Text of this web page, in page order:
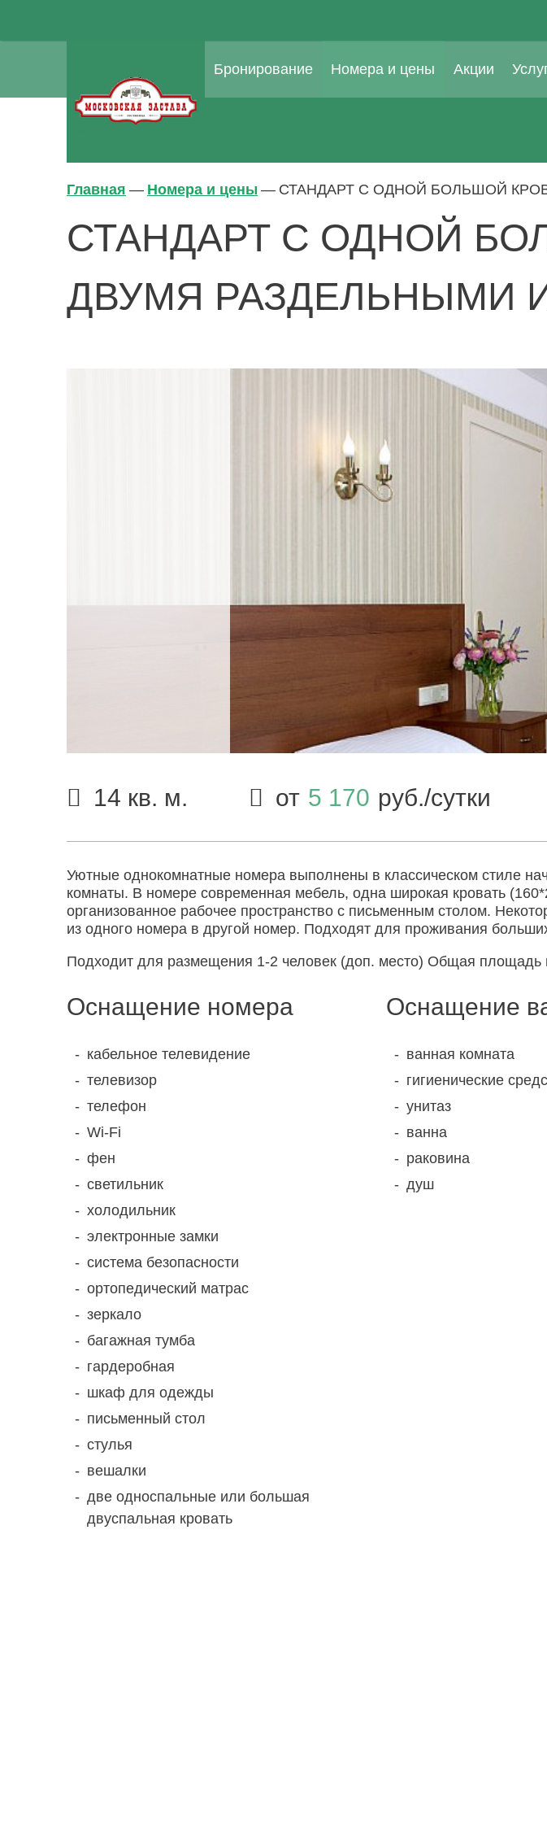
Бронирование Номера и цены Акции
Главная — Номера и цены — СТАНДАРТ С ОДНОЙ БОЛЬШОЙ
СТАНДАРТ С ОДНОЙ
ДВУМЯ РАЗДЕЛЬНЫМИ
14 кв. м. от 5 170 руб./сутки
Уютные однокомнатные номера выполнены в классическом стиле
комнаты. В номере современная мебель, одна широкая кровать
организованное рабочее пространство с письменным столом.
из одного номера в другой номер. Подходят для проживания
Подходит для размещения 1-2 человек (доп. место) Общая площадь
Оснащение номера
кабельное телевидение
телевизор
телефон
Wi-Fi
фен
светильник
холодильник
электронные замки
система безопасности
ортопедический матрас
зеркало
багажная тумба
гардеробная
шкаф для одежды
письменный стол
стулья
вешалки
две односпальные или большая
двуспальная кровать
Оснащение
ванная комната
гигиенические
унитаз
ванна
раковина
душ